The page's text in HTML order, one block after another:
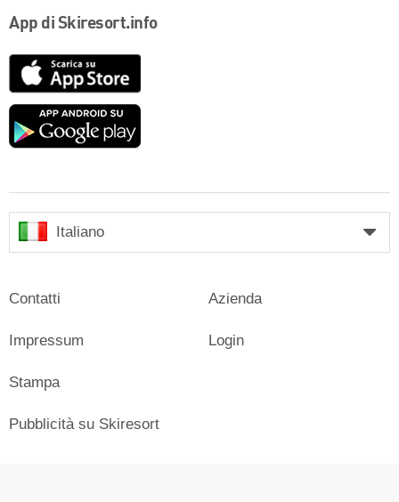
App di Skiresort.info
Google
Italiano
Contatti
Impressum
Stampa
Azienda
Login
Pubblicità su Skiresort